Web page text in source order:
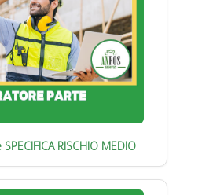
RISCHIO MEDIO